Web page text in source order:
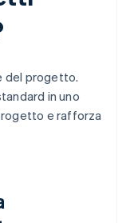
del progetto.
in uno
e rafforza